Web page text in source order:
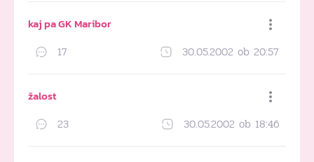
kaj pa GK Maribor
17 30.05.2002 ob 20:57
žalost
23 30.05.2002 ob 18:46